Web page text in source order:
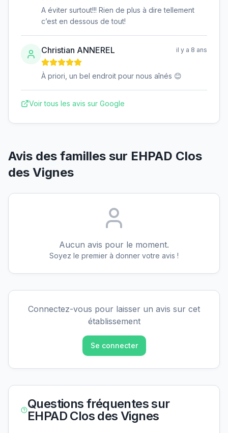
A éviter surtout!!! Rien de plus à dire tellement
c’est en dessous de tout!
Christian ANNEREL il y a 8 ans
À priori, un bel endroit pour nous aînés 😊
Voir tous les avis sur Google
Avis des familles sur EHPAD Clos
des Vignes
Aucun avis pour le moment.
Soyez le premier à donner votre avis !
Connectez-vous pour laisser un avis sur cet
établissement
Se connecter
Questions fréquentes sur
EHPAD Clos des Vignes